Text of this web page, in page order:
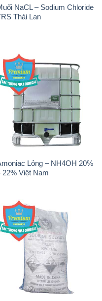
Sodium Sulfide NA2S – Đá
Thối Liyuan Trung Quốc China
H2O2 – Hydrogen Peroxide
50% Samuda Bangladesh